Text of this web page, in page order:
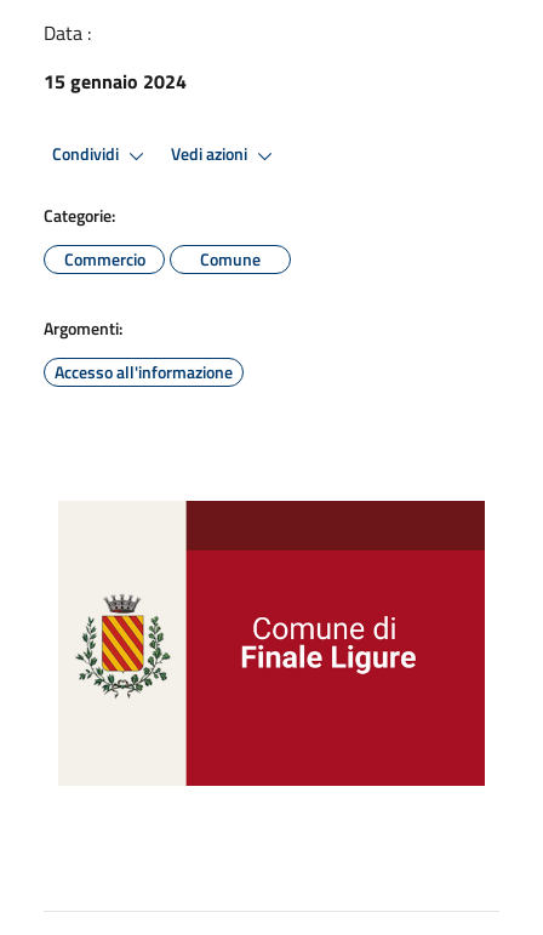
Data :
15 gennaio 2024
Condividi Vedi azioni
Categorie:
Commercio
Comune
Argomenti:
Accesso all'informazione